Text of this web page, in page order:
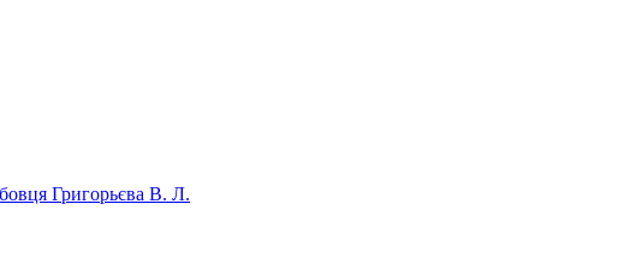
Григорьєва В. Л.